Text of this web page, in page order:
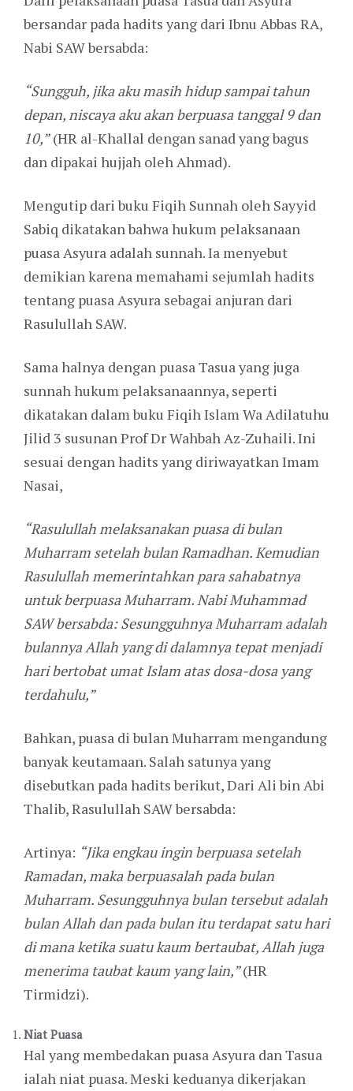
bersandar pada hadits yang dari Ibnu Abbas RA,
Nabi SAW bersabda:
“Sungguh, jika aku masih hidup sampai tahun
depan, niscaya aku akan berpuasa tanggal 9 dan
10,”(HR al-Khallal dengan sanad yang bagus
dan dipakai hujjah oleh Ahmad).
Mengutip dari buku Fiqih Sunnah oleh Sayyid
Sabiq dikatakan bahwa hukum pelaksanaan
puasa Asyura adalah sunnah. Ia menyebut
demikian karena memahami sejumlah hadits
tentang puasa Asyura sebagai anjuran dari
Rasulullah SAW.
Sama halnya dengan puasa Tasua yang juga
sunnah hukum pelaksanaannya, seperti
dikatakan dalam buku Fiqih Islam Wa Adilatuhu
Jilid 3 susunan Prof Dr Wahbah Az-Zuhaili. Ini
sesuai dengan hadits yang diriwayatkan Imam
Nasai,
“Rasulullah melaksanakan puasa di bulan
Muharram setelah bulan Ramadhan. Kemudian
Rasulullah memerintahkan para sahabatnya
untuk berpuasa Muharram. Nabi Muhammad
SAW bersabda: Sesungguhnya Muharram adalah
bulannya Allah yang di dalamnya tepat menjadi
hari bertobat umat Islam atas dosa-dosa yang
terdahulu,”
Bahkan, puasa di bulan Muharram mengandung
banyak keutamaan. Salah satunya yang
disebutkan pada hadits berikut, Dari Ali bin Abi
Thalib, Rasulullah SAW bersabda:
Artinya: “Jika engkau ingin berpuasa setelah
Ramadan, maka berpuasalah pada bulan
Muharram. Sesungguhnya bulan tersebut adalah
bulan Allah dan pada bulan itu terdapat satu hari
di mana ketika suatu kaum bertaubat, Allah juga
menerima taubat kaum yang lain,”(HR
Tirmidzi).
Niat Puasa
Hal yang membedakan puasa Asyura dan Tasua
ialah niat puasa. Meski keduanya dikerjakan